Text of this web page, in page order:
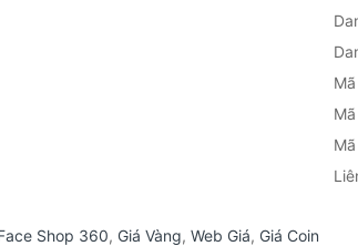
Shop 360, Giá Vàng, Web Giá, Giá Coin